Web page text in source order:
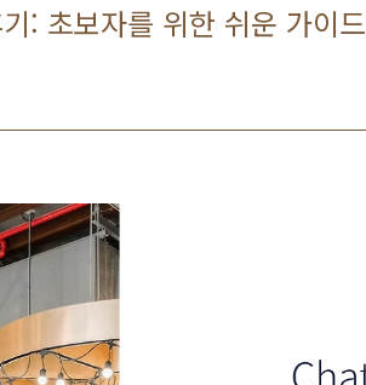
: 초보자를 위한 쉬운 가이드